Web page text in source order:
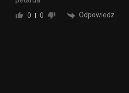
0 0 Odpowiedz